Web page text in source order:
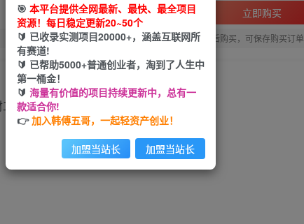
立即购买
您当前未登录！建议登陆后购买，可保存购买订单
🎯 本平台提供全网最新、最快、最全项目
资源！每日稳定更新20~50个
🔰 已收录实测项目20000+，涵盖互联网所
有赛道!
🔰 已帮助5000+普通创业者，淘到了人生中
第一桶金！
🔰 海量有价值的项目持续更新中，总有一
款适合你!
👉加入韩傅五哥，一起轻资产创业！
加盟当站长 加盟当站长